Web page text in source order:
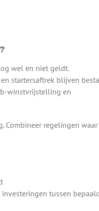
wel en niet geldt.
startersaftrek blijven
winstvrijstelling en
Combineer regelingen waar
tussen